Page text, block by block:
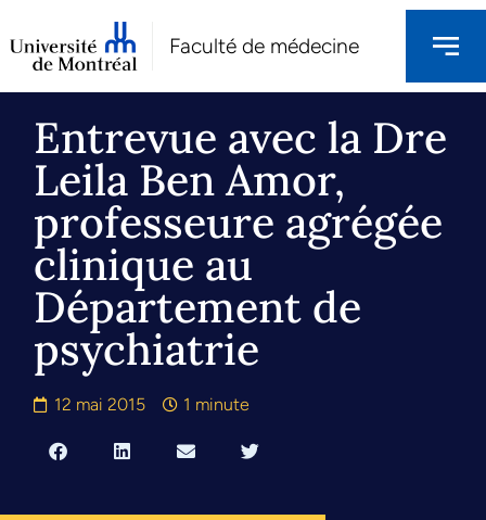
Faculté de médecine
Entrevue avec la Dre
Leila Ben Amor,
professeure agrégée
clinique au
Département de
psychiatrie
12 mai 2015 1 minute